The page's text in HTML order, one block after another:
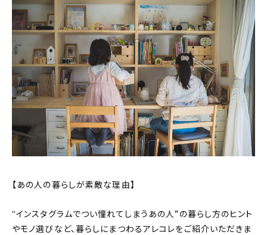
カテゴリー一覧
新着記事
人気の記事
おすすめの記事
コラム
収納/掃除
【あの人の暮らしが素敵な理由】
“インスタグラムでつい憧れてしまうあの人”の暮らし方のヒント
やモノ選びなど、暮らしにまつわるアレコレをご紹介いただきま